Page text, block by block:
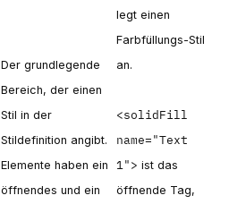
Der grundlegende
Bereich, der einen
Stil in der
Stildefinition angibt.
Elemente haben ein
öffnendes und ein
legt einen
Farbfüllungs-Stil
an.
<solidFill
name="Text
1"> ist das
öffnende Tag,